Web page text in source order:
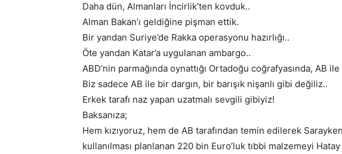
Daha dün, Almanları İncirlik’ten kovduk..
Alman Bakan’ı geldiğine pişman ettik.
Bir yandan Suriye’de Rakka operasyonu hazırlığı..
Öte yandan Katar’a uygulanan ambargo..
ABD’nin parmağında oynattığı Ortadoğu coğrafyasında, AB
Biz sadece AB ile bir dargın, bir barışık nişanlı gibi değiliz..
Erkek tarafı naz yapan uzatmalı sevgili gibiyiz!
Baksanıza;
Hem kızıyoruz, hem de AB tarafından temin edilerek
kullanılması planlanan 220 bin Euro’luk tıbbi malzemeyi